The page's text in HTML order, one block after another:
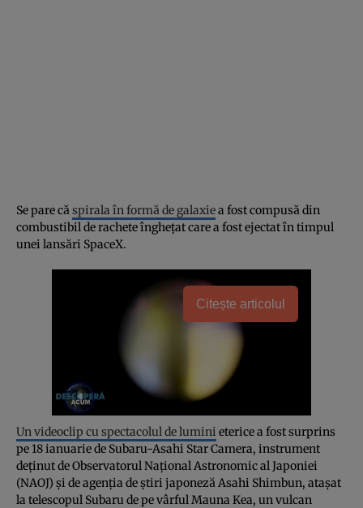
Se pare căspirala în formă de galaxiea fost compusă din
combustibil de rachete înghețat care a fost ejectat în timpul
unei lansări SpaceX.
Citește articolul
Un videoclip cu spectacolul de lumini eterice a fost surprins
pe 18 ianuarie de Subaru-Asahi Star Camera, instrument
deținut de Observatorul Național Astronomic al Japoniei
(NAOJ) și de agenția de știri japoneză Asahi Shimbun, atașat
la telescopul Subaru de pe vârful Mauna Kea, un vulcan